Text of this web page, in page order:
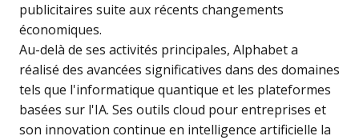
publicitaires suite aux récents changements
économiques.
Au-delà de ses activités principales, Alphabet a
réalisé des avancées significatives dans des domaines
tels que l'informatique quantique et les plateformes
basées sur l'IA. Ses outils cloud pour entreprises et
son innovation continue en intelligence artificielle la